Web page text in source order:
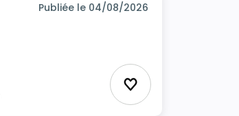
Publiée le 04/08/2026
Ajouter aux